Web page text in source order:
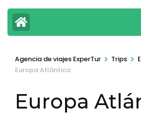
Agencia de viajes ExperTur > Trips >
Europa Atlántica
Europa